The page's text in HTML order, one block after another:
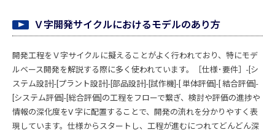
Ｖ字開発サイクルにおけるモデルのあり方
開発工程をＶ字サイクルに擬えることがよく行われており、特にモデ
ルベース開発を解説する際に多く使われています。［仕様･要件］-[シ
ステム設計]-[プラント設計]-[部品設計]-[試作機]-[ 単体評価]-[ 結合評価]-
[システム評価]-[総合評価]の工程をフローで繋ぎ、検討や評価の進捗や
情報の深化度をV 字に配置することで、開発の流れを分かりやすく表
現しています。仕様からスタートし、工程が進むにつれてどんどん深